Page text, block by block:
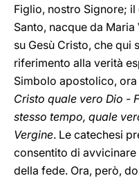
Figlio, nostro Signore;
Santo, nacque da
su Gesù Cristo, che qui
riferimento alla verità
Simbolo apostolico,
Cristo quale vero Dio -
stesso tempo, quale
Vergine. Le catechesi
consentito di
della fede. Ora, però,